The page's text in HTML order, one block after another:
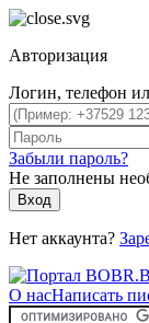
Авторизация
Логин, телефон
Забыли пароль?
Не заполнены
Вход
Нет аккаунта?
О насНаписать